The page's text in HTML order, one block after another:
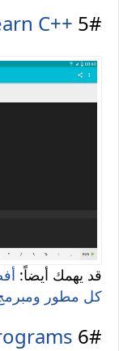
C++ 5#
قد يهمك أيضاً:
كل مطور
6#